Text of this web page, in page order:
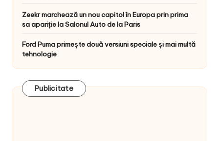
Zeekr marchează un nou capitol în Europa prin prima
sa apariție la Salonul Auto de la Paris
Ford Puma primește două versiuni speciale și mai multă
tehnologie
Publicitate